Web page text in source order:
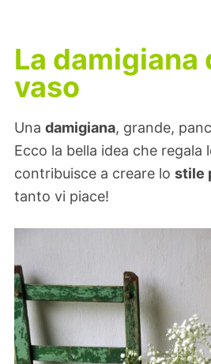
La damigiana
vaso
Una damigiana, grande,
Ecco la bella idea che regala
contribuisce a creare lo stile
tanto vi piace!